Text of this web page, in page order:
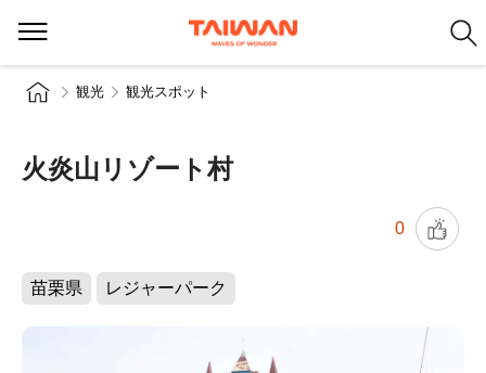
観光 観光スポット
火炎山リゾート村
0
苗栗県 レジャーパーク